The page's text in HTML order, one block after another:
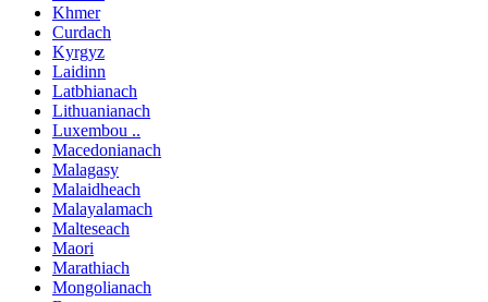
Khmer
Curdach
Kyrgyz
Laidinn
Latbhianach
Lithuanianach
Luxembou ..
Macedonianach
Malagasy
Malaidheach
Malayalamach
Malteseach
Maori
Marathiach
Mongolianach